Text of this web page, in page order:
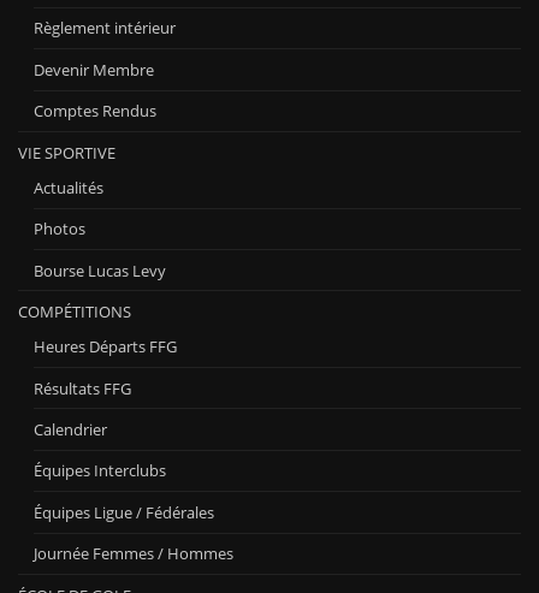
Règlement intérieur
Devenir Membre
Comptes Rendus
VIE SPORTIVE
Actualités
Photos
Bourse Lucas Levy
COMPÉTITIONS
Heures Départs FFG
Résultats FFG
Calendrier
Équipes Interclubs
Équipes Ligue / Fédérales
Journée Femmes / Hommes